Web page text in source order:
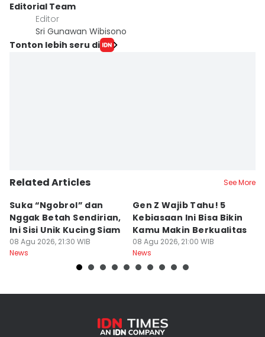
Editorial Team
Editor
Sri Gunawan Wibisono
Tonton lebih seru di
Related Articles See More
Suka “Ngobrol” dan
Nggak Betah Sendirian,
Ini Sisi Unik Kucing Siam
08 Agu 2026, 21:30 WIB
News
Gen Z Wajib Tahu! 5
Kebiasaan Ini Bisa Bikin
Kamu Makin Berkualitas
08 Agu 2026, 21:00 WIB
News